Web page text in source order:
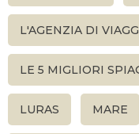
L'AGENZIA DI
LE 5 MIGLIORI
LURAS MARE